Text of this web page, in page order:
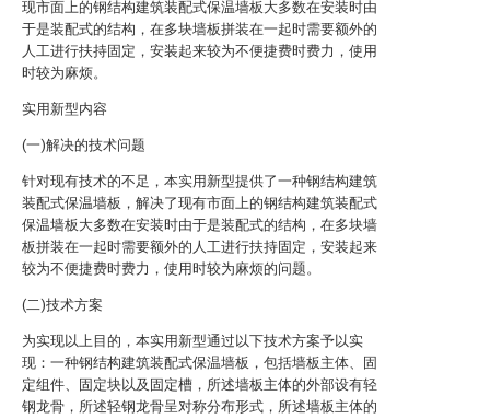
现市面上的钢结构建筑装配式保温墙板大多数在安装时由
于是装配式的结构，在多块墙板拼装在一起时需要额外的
人工进行扶持固定，安装起来较为不便捷费时费力，使用
时较为麻烦。
实用新型内容
(一)解决的技术问题
针对现有技术的不足，本实用新型提供了一种钢结构建筑
装配式保温墙板，解决了现有市面上的钢结构建筑装配式
保温墙板大多数在安装时由于是装配式的结构，在多块墙
板拼装在一起时需要额外的人工进行扶持固定，安装起来
较为不便捷费时费力，使用时较为麻烦的问题。
(二)技术方案
为实现以上目的，本实用新型通过以下技术方案予以实
现：一种钢结构建筑装配式保温墙板，包括墙板主体、固
定组件、固定块以及固定槽，所述墙板主体的外部设有轻
钢龙骨，所述轻钢龙骨呈对称分布形式，所述墙板主体的